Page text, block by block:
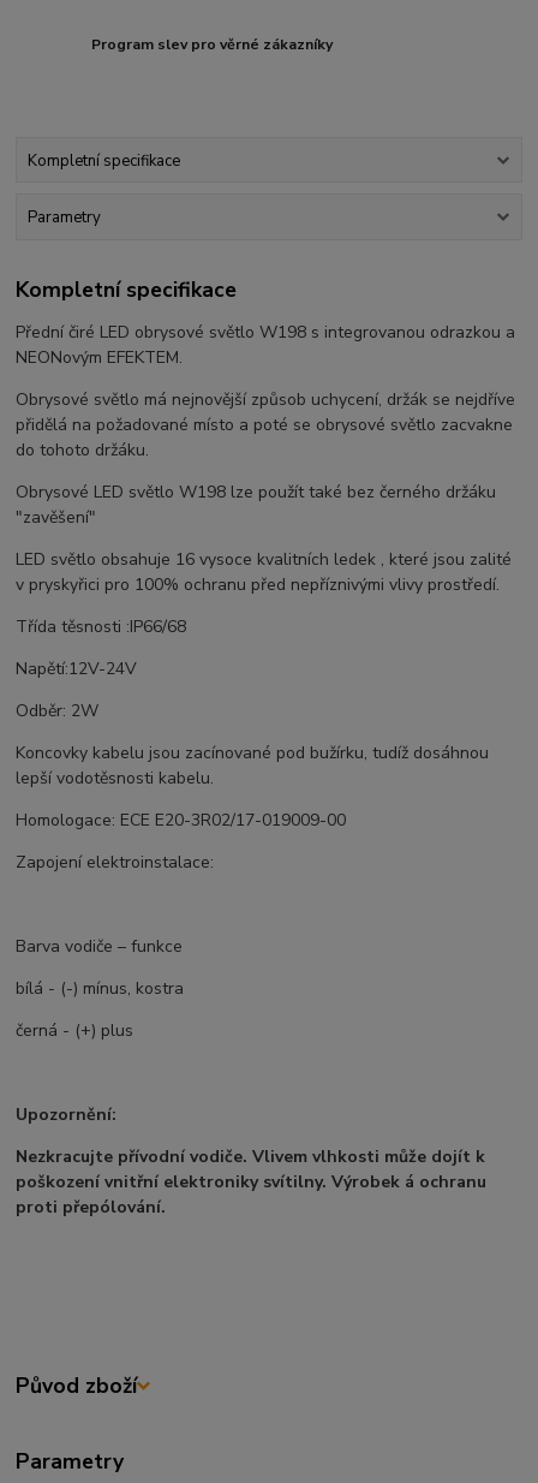
Program slev pro věrné zákazníky
Kompletní specifikace
Parametry
Kompletní specifikace
Přední čiré LED obrysové světlo W198 s integrovanou odrazkou a
NEONovým EFEKTEM.
Obrysové světlo má nejnovější způsob uchycení, držák se nejdříve
přidělá na požadované místo a poté se obrysové světlo zacvakne
do tohoto držáku.
Obrysové LED světlo W198 lze použít také bez černého držáku
"zavěšení"
LED světlo obsahuje 16 vysoce kvalitních ledek , které jsou zalité
v pryskyřici pro 100% ochranu před nepříznivými vlivy prostředí.
Třída těsnosti :IP66/68
Napětí:12V-24V
Odběr: 2W
Koncovky kabelu jsou zacínované pod bužírku, tudíž dosáhnou
lepší vodotěsnosti kabelu.
Homologace: ECE E20-3R02/17-019009-00
Zapojení elektroinstalace:
Barva vodiče – funkce
bílá - (-) mínus, kostra
černá - (+) plus
Upozornění:
Nezkracujte přívodní vodiče. Vlivem vlhkosti může dojít k
poškození vnitřní elektroniky svítilny. Výrobek á ochranu
proti přepólování.
Původ zboží
Parametry